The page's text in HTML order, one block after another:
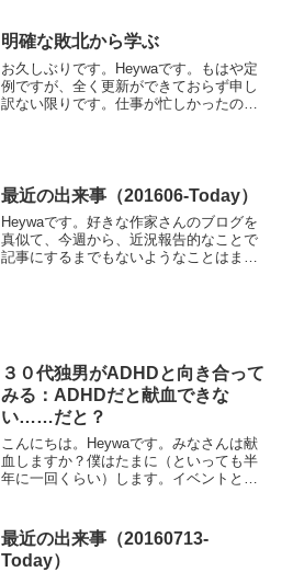
ったことはその時に...
明確な敗北から学ぶ
お久しぶりです。Heywaです。もはや定
例ですが、全く更新ができておらず申し
訳ない限りです。仕事が忙しかったの
最近の出来事（201606-Today）
Heywaです。好きな作家さんのブログを
真似て、今週から、近況報告的なことで
記事にするまでもないようなことはまと
３０代独男がADHDと向き合って
みる：ADHDだと献血できな
い……だと？
こんにちは。Heywaです。みなさんは献
血しますか？僕はたまに（といっても半
年に一回くらい）します。イベントとか
字社 東京都赤十字血液センターわざわざ
献血ルームへ向かう...
最近の出来事（20160713-
Today）